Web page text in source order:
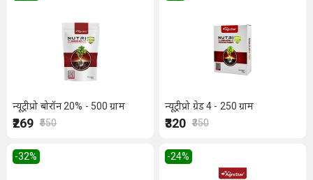
न्यूट्रीप्रो बोरॉन 20% - 500 ग्राम
₹269 ₹550
न्यूट्रीप्रो ग्रेड 4 - 250 ग्राम
₹320 ₹350
-32% -24%